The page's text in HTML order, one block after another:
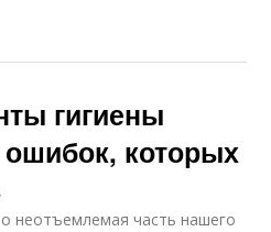
гигиены
ошибок, которых
неотъемлемая часть нашего